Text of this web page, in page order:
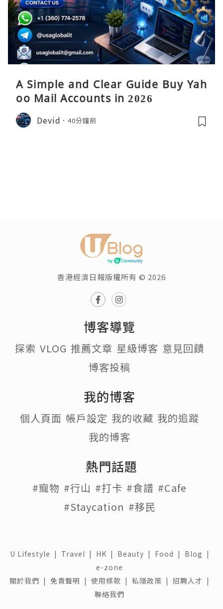
A Simple and Clear Guide Buy Yah
oo Mail Accounts in 2026
Devid 40分鐘前
香港經濟日報版權所有 © 2026
博客導覽
探索 VLOG 推薦文章 星級博客 意見回饋
博客投稿
我的博客
個人頁面 帳戶設定 我的收藏 我的追蹤
我的博客
熱門話題
#寵物 #行山 #打卡 #食譜 #Cafe
#Staycation #移民
U Lifestyle | Travel | HK | Beauty | Food | Blog |
e-zone
關於我們 | 免責聲明 | 使用條款 | 私隱政策 | 招聘人才 |
聯絡我們